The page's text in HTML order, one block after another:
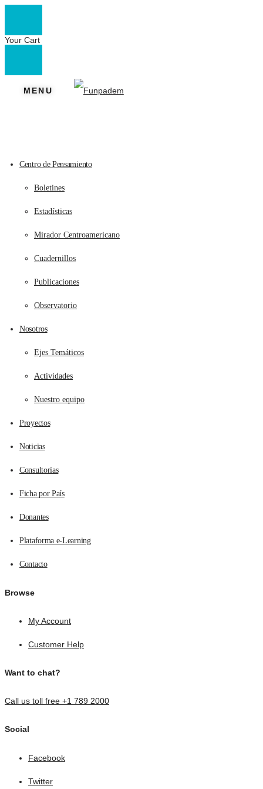
Skip
navigation
Skip
content
Your Cart
MENU
Centro de Pensamiento
Boletines
Estadísticas
Mirador Centroamericano
Cuadernillos
Publicaciones
Observatorio
Nosotros
Ejes Temáticos
Actividades
Nuestro equipo
Proyectos
Noticias
Consultorías
Ficha por País
Donantes
Plataforma e-Learning
Contacto
Browse
My Account
Customer Help
Want to chat?
Call us toll free +1 789 2000
Social
Facebook
Twitter